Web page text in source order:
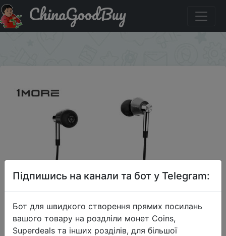
Паридбати з промокодом $5/50 Беспроводные
наушники 1MORE E1001BT
ChinaGoodBuy
Підпишись на канали та бот у Telegram:
Бот для швидкого створення прямих посилань
вашого товару на роздліли монет Coins,
Superdeals та інших розділів, для більшої